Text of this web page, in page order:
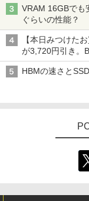
VRAM 16GBでも
ぐらいの性能？
【本日みつけた
が3,720円引き。
HBMの速さと